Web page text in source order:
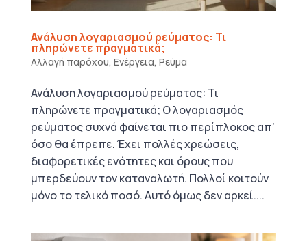
Ανάλυση λογαριασμού ρεύματος: Τι
πληρώνετε πραγματικά;
Αλλαγή παρόχου, Ενέργεια, Ρεύμα
Ανάλυση λογαριασμού ρεύματος: Τι
πληρώνετε πραγματικά; Ο λογαριασμός
ρεύματος συχνά φαίνεται πιο περίπλοκος απ’
όσο θα έπρεπε. Έχει πολλές χρεώσεις,
διαφορετικές ενότητες και όρους που
μπερδεύουν τον καταναλωτή. Πολλοί κοιτούν
μόνο το τελικό ποσό. Αυτό όμως δεν αρκεί....